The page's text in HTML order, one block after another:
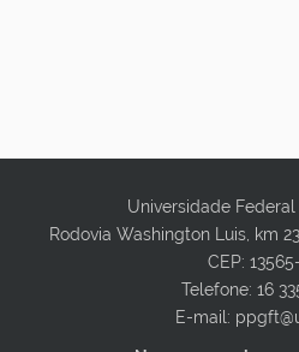
Universidade
Rodovia Washington Luis, km
CEP:
Telefone: 16
E-mail: